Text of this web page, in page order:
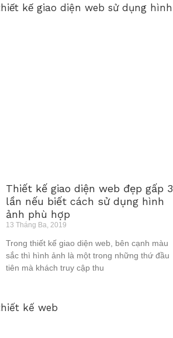
Thiết kế giao diện web đẹp gấp 3
lần nếu biết cách sử dụng hình
ảnh phù hợp
13 Tháng Ba, 2019
Trong thiết kế giao diện web, bên cạnh màu
sắc thì hình ảnh là một trong những thứ đầu
tiên mà khách truy cập thu